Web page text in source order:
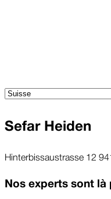
Sefar Heiden
Hinterbissaustrasse 12
Nos experts sont